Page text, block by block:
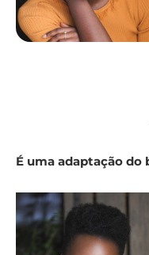
É uma adaptação do